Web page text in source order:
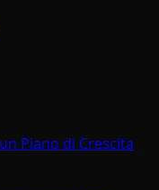
Piano di Crescita